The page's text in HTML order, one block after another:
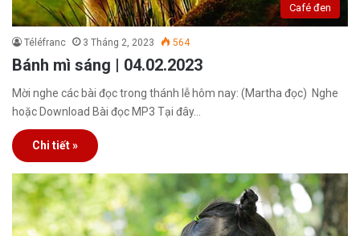
Café đen
Téléfranc 3 Tháng 2, 2023 564
Bánh mì sáng | 04.02.2023
Mời nghe các bài đọc trong thánh lễ hôm nay: (Martha đọc) Nghe
hoặc Download Bài đọc MP3 Tại đây…
Chi tiết »